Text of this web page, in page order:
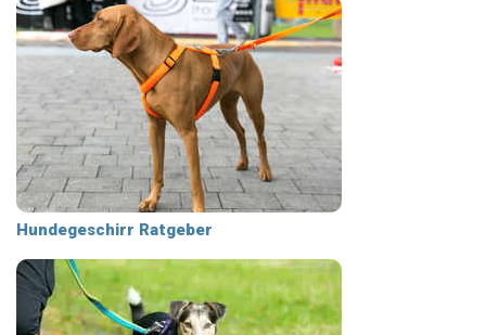
Hundegeschirr Ratgeber